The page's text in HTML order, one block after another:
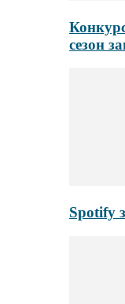
сезон
Spotify